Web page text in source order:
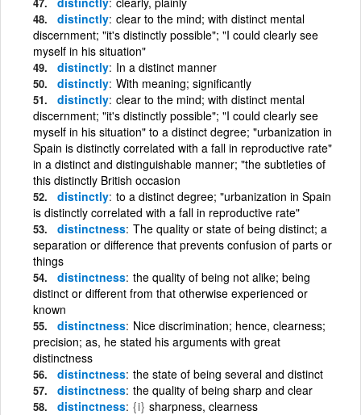
distinctly clear to the mind; with distinct mental
discernment; "it's distinctly possible"; "I could clearly see
myself in his situation"
distinctly In a distinct manner
distinctly With meaning; significantly
distinctly clear to the mind; with distinct mental
discernment; "it's distinctly possible"; "I could clearly see
myself in his situation" to a distinct degree; "urbanization in
Spain is distinctly correlated with a fall in reproductive rate"
in a distinct and distinguishable manner; "the subtleties of
this distinctly British occasion
distinctly to a distinct degree; "urbanization in Spain
is distinctly correlated with a fall in reproductive rate"
distinctness The quality or state of being distinct; a
separation or difference that prevents confusion of parts or
things
distinctness the quality of being not alike; being
distinct or different from that otherwise experienced or
known
distinctness Nice discrimination; hence, clearness;
precision; as, he stated his arguments with great
distinctness
distinctness the state of being several and distinct
distinctness the quality of being sharp and clear
distinctness {i} sharpness, clearness